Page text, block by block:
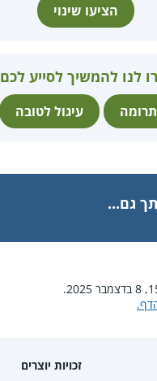
הציעו שינוי
לנו להמשיך לסייע לכם
תרומה עיגול לטובה
גם...
זכויות יוצרים